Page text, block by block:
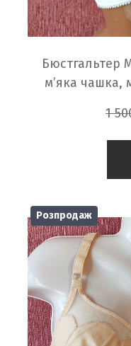
Бюстгальтер
м’яка чашка,
1
Розпродаж